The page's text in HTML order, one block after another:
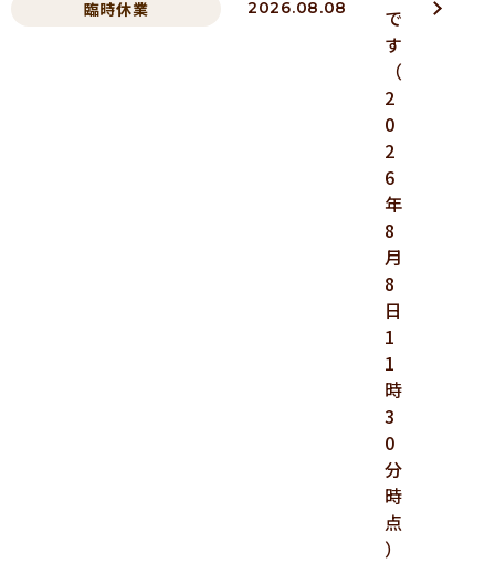
臨時休業 2026.08.08
で
す
（
2
0
2
6
年
8
月
8
日
1
1
時
3
0
分
時
点
）